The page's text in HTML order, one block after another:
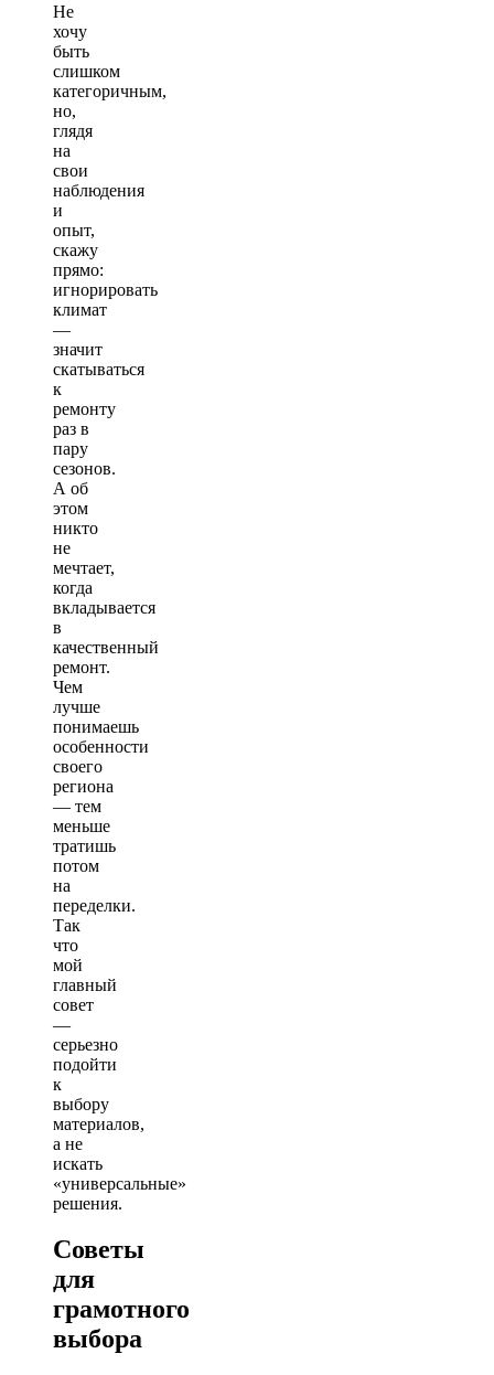
Не
хочу
быть
слишком
категоричным,
но,
глядя
на
свои
наблюдения
и
опыт,
скажу
прямо:
игнорировать
климат
—
значит
скатываться
к
ремонту
раз в
пару
сезонов.
А об
этом
никто
не
мечтает,
когда
вкладывается
в
качественный
ремонт.
Чем
лучше
понимаешь
особенности
своего
региона
— тем
меньше
тратишь
потом
на
переделки.
Так
что
мой
главный
совет
—
серьезно
подойти
к
выбору
материалов,
а не
искать
«универсальные»
решения.
Советы
для
грамотного
выбора